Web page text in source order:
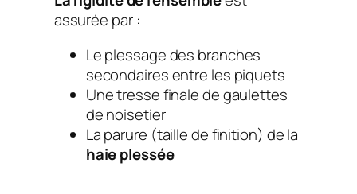
assurée par :
Leplessagedes branches
secondaires entre les piquets
Une tresse finale de gaulettes
de noisetier
La parure (taille de finition) de la
haie plessée